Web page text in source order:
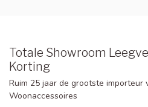
Totale Showroom
Korting
Ruim 25 jaar de grootste importeur
Woonaccessoires